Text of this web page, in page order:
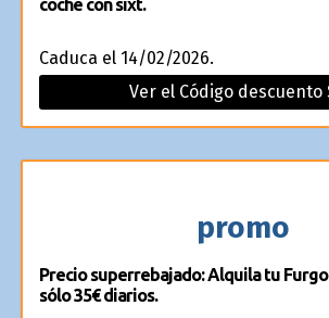
coche con sixt.
Caduca el 14/02/2026.
Ver el Código descuento
promo
Precio superrebajado: Alquila tu
sólo 35€ diarios.